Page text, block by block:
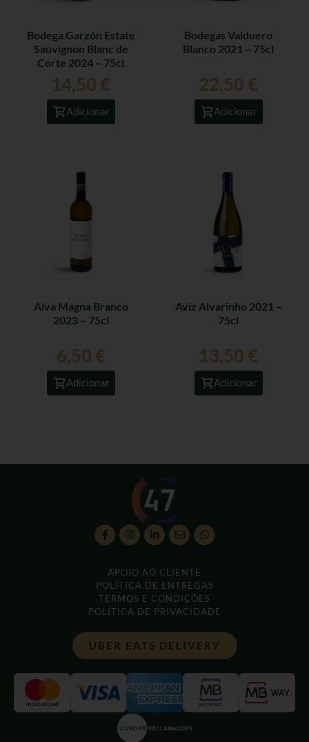
Bodega Garzón Estate
Sauvignon Blanc de
Corte 2024 – 75cl
14,50 €
Adicionar
Bodegas Valduero
Blanco 2021 – 75cl
22,50 €
Adicionar
Alva Magna Branco
2023 – 75cl
6,50 €
Adicionar
Aviz Alvarinho 2021 –
75cl
13,50 €
Adicionar
APOIO AO CLIENTE
POLÍTICA DE ENTREGAS
TERMOS E CONDIÇÕES
POLÍTICA DE PRIVACIDADE
UBER EATS DELIVERY